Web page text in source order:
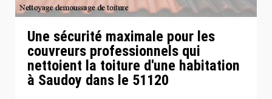
Une sécurité maximale pour les
couvreurs professionnels qui
nettoient la toiture d'une habitation
à Saudoy dans le 51120